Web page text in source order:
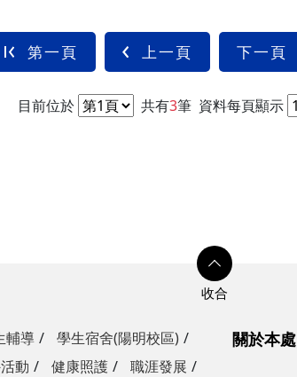
第一頁 上一頁 下一頁
目前位於 共有3筆 資料每頁顯示
輔導
學生宿舍(陽明校區)
動 健康照護
職涯發展
關於本處